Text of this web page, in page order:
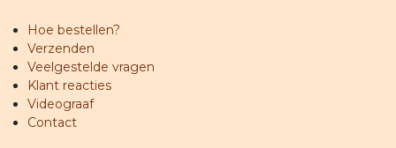
Hoe bestellen?
Verzenden
Veelgestelde vragen
Klant reacties
Videograaf
Contact